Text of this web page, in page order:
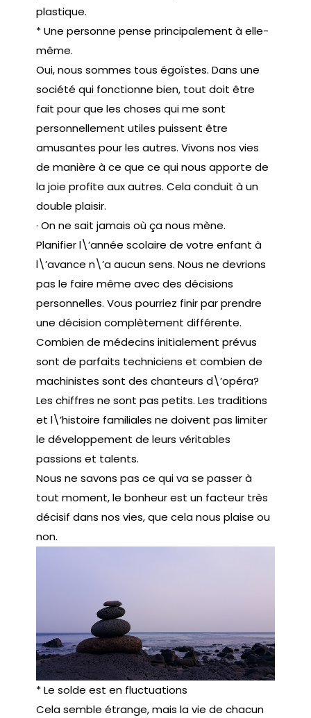
plastique.
* Une personne pense principalement à elle-
même.
Oui, nous sommes tous égoïstes. Dans une
société qui fonctionne bien, tout doit être
fait pour que les choses qui me sont
personnellement utiles puissent être
amusantes pour les autres. Vivons nos vies
de manière à ce que ce qui nous apporte de
la joie profite aux autres. Cela conduit à un
double plaisir.
· On ne sait jamais où ça nous mène.
Planifier l\’année scolaire de votre enfant à
l\’avance n\’a aucun sens. Nous ne devrions
pas le faire même avec des décisions
personnelles. Vous pourriez finir par prendre
une décision complètement différente.
Combien de médecins initialement prévus
sont de parfaits techniciens et combien de
machinistes sont des chanteurs d\’opéra?
Les chiffres ne sont pas petits. Les traditions
et l\’histoire familiales ne doivent pas limiter
le développement de leurs véritables
passions et talents.
Nous ne savons pas ce qui va se passer à
tout moment, le bonheur est un facteur très
décisif dans nos vies, que cela nous plaise ou
non.
* Le solde est en fluctuations
Cela semble étrange, mais la vie de chacun